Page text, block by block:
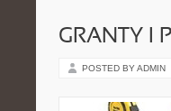
GRANTY I
POSTED BY ADMIN